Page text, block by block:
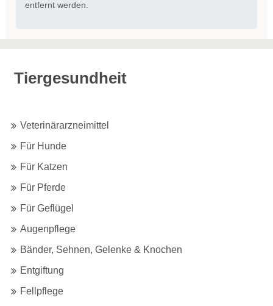
entfernt werden.
Tiergesundheit
Veterinärarzneimittel
Für Hunde
Für Katzen
Für Pferde
Für Geflügel
Augenpflege
Bänder, Sehnen, Gelenke & Knochen
Entgiftung
Fellpflege